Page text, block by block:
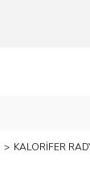
KALORİFER